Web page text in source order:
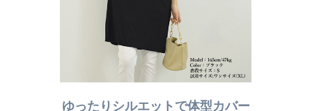
ゆったりシルエットで体型カバー